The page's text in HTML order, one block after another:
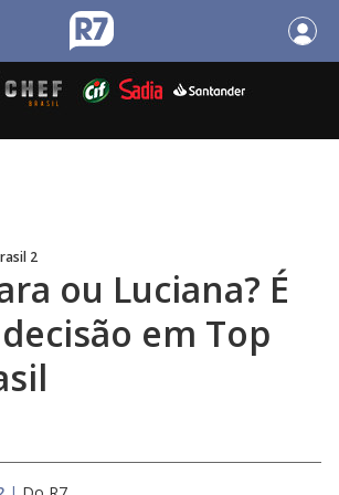
2
ou Luciana? É
em Top